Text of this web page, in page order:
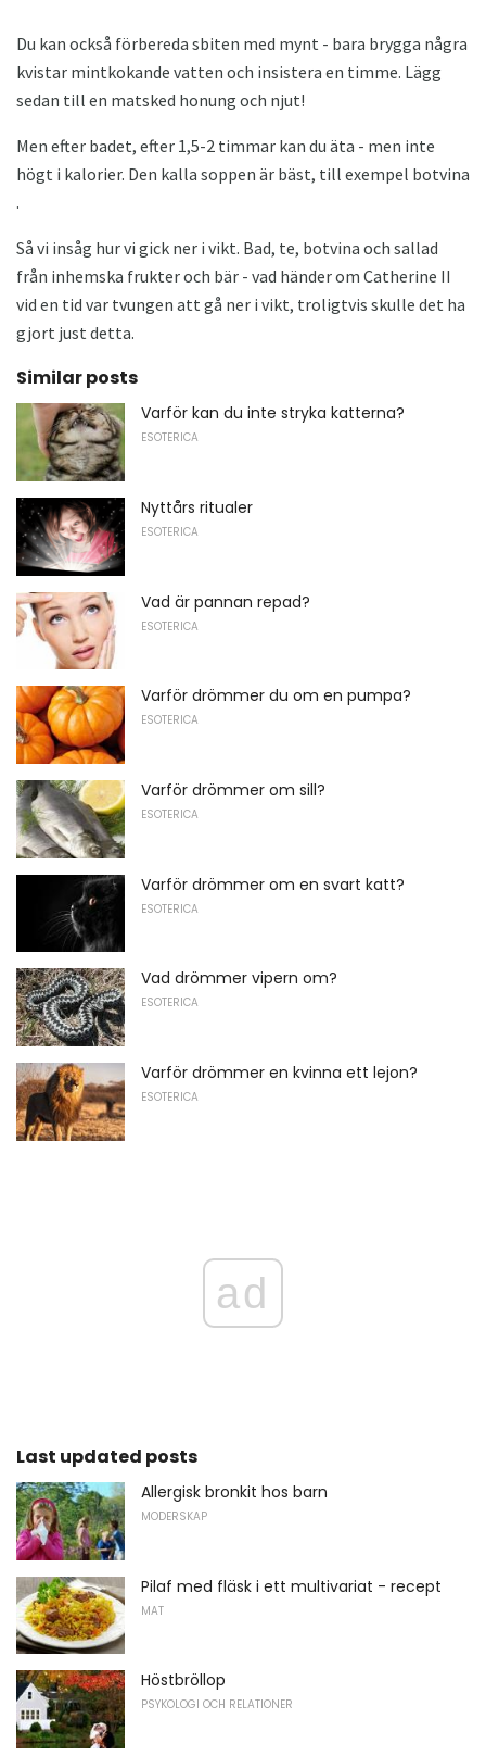
Du kan också förbereda sbiten med mynt - bara brygga några
kvistar mintkokande vatten och insistera en timme. Lägg
sedan till en matsked honung och njut!
Men efter badet, efter 1,5-2 timmar kan du äta - men inte
högt i kalorier. Den kalla soppen är bäst, till exempel botvina
.
Så vi insåg hur vi gick ner i vikt. Bad, te, botvina och sallad
från inhemska frukter och bär - vad händer om Catherine II
vid en tid var tvungen att gå ner i vikt, troligtvis skulle det ha
gjort just detta.
Similar posts
Varför kan du inte stryka katterna?
ESOTERICA
Nyttårs ritualer
ESOTERICA
Vad är pannan repad?
ESOTERICA
Varför drömmer du om en pumpa?
ESOTERICA
Varför drömmer om sill?
ESOTERICA
Varför drömmer om en svart katt?
ESOTERICA
Vad drömmer vipern om?
ESOTERICA
Varför drömmer en kvinna ett lejon?
ESOTERICA
ad
Last updated posts
Allergisk bronkit hos barn
MODERSKAP
Pilaf med fläsk i ett multivariat - recept
MAT
Höstbröllop
PSYKOLOGI OCH RELATIONER